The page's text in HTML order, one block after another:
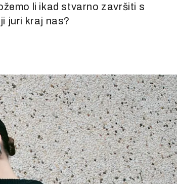
li ikad stvarno završiti s
juri kraj nas?